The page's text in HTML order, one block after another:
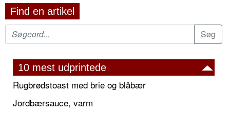
Find en artikel
10 mest udprintede
Rugbrødstoast med brie og blåbær
Jordbærsauce, varm